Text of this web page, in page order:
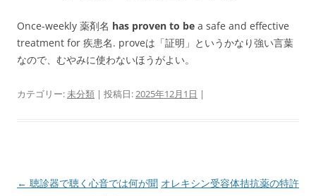
Once-weekly 薬剤名 has proven to be a safe and effective
treatment for 疾患名. proveは「証明」というかなり強い言葉
なので、むやみに使わないほうがよい。
カテゴリー:未分類 | 投稿日:2025年12月1日 |
投
← 聴診器で聴く心音では何が聞 オレキシン受容体拮抗薬の特許